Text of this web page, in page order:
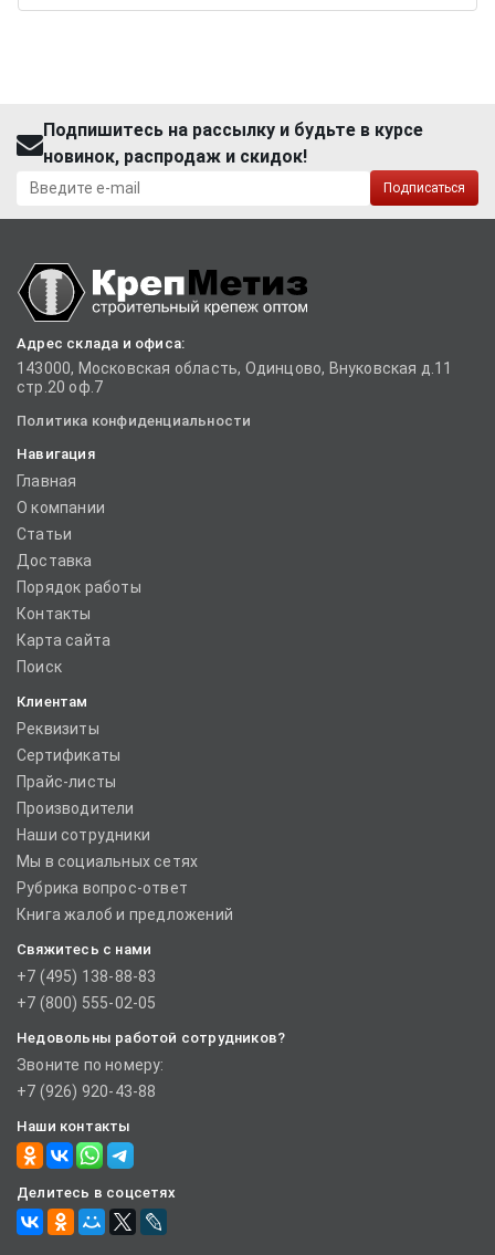
Подпишитесь на рассылку и будьте в курсе
новинок, распродаж и скидок!
Подписаться
Адрес склада и офиса:
143000, Московская область, Одинцово, Внуковская д.11
стр.20 оф.7
Политика конфиденциальности
Навигация
Главная
О компании
Статьи
Доставка
Порядок работы
Контакты
Карта сайта
Поиск
Клиентам
Реквизиты
Сертификаты
Прайс-листы
Производители
Наши сотрудники
Мы в социальных сетях
Рубрика вопрос-ответ
Книга жалоб и предложений
Свяжитесь с нами
+7 (495) 138-88-83
+7 (800) 555-02-05
Недовольны работой сотрудников?
Звоните по номеру:
+7 (926) 920-43-88
Наши контакты
Делитесь в соцсетях